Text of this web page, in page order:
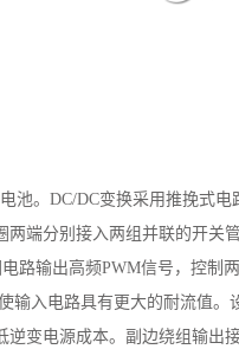
池。DC/DC变换采用推挽式
端分别接入两组并联的开关
路输出高频PWM信号，控制
输入电路具有更大的耐流值。
变电源成本。副边绕组输出